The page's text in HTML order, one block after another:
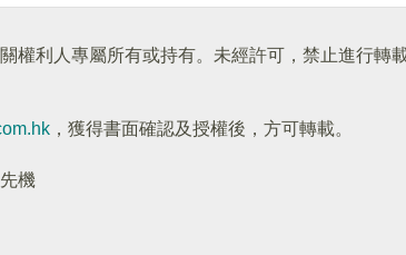
權利人專屬所有或持有。未經許可，禁止進行轉載
，獲得書面確認及授權後，方可轉載。
機